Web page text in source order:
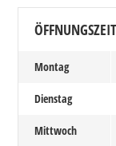
Montag
Dienstag
Mittwoch